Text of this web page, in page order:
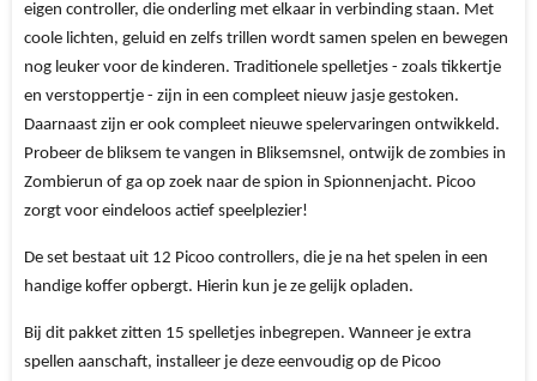
eigen controller, die onderling met elkaar in verbinding staan. Met
coole lichten, geluid en zelfs trillen wordt samen spelen en bewegen
nog leuker voor de kinderen. Traditionele spelletjes - zoals tikkertje
en verstoppertje - zijn in een compleet nieuw jasje gestoken.
Daarnaast zijn er ook compleet nieuwe spelervaringen ontwikkeld.
Probeer de bliksem te vangen in Bliksemsnel, ontwijk de zombies in
Zombierun of ga op zoek naar de spion in Spionnenjacht. Picoo
zorgt voor eindeloos actief speelplezier!
De set bestaat uit 12 Picoo controllers, die je na het spelen in een
handige koffer opbergt. Hierin kun je ze gelijk opladen.
Bij dit pakket zitten 15 spelletjes inbegrepen. Wanneer je extra
spellen aanschaft, installeer je deze eenvoudig op de Picoo